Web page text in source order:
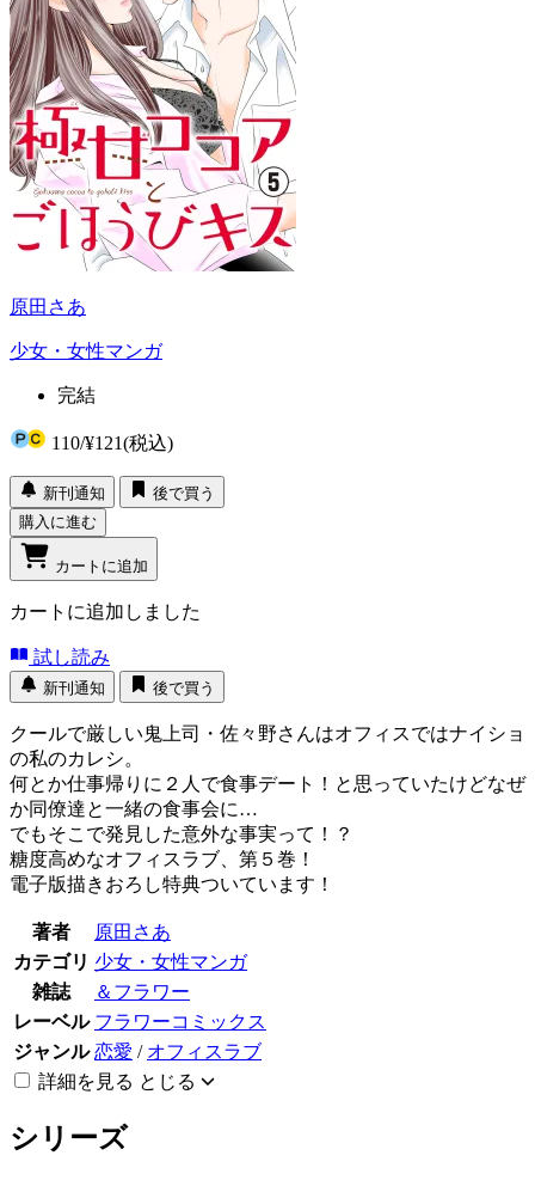
原田さあ
少女・女性マンガ
完結
110/¥121(税込)
新刊通知
後で買う
購入に進む
カートに追加
カートに追加しました
試し読み
新刊通知 後で買う
クールで厳しい鬼上司・佐々野さんはオフィスではナイショ
の私のカレシ。
何とか仕事帰りに２人で食事デート！と思っていたけどなぜ
か同僚達と一緒の食事会に…
でもそこで発見した意外な事実って！？
糖度高めなオフィスラブ、第５巻！
電子版描きおろし特典ついています！
著者
原田さあ
カテゴリ 少女・女性マンガ
雑誌
＆フラワー
レーベル フラワーコミックス
ジャンル 恋愛 / オフィスラブ
詳細を見る とじる
シリーズ